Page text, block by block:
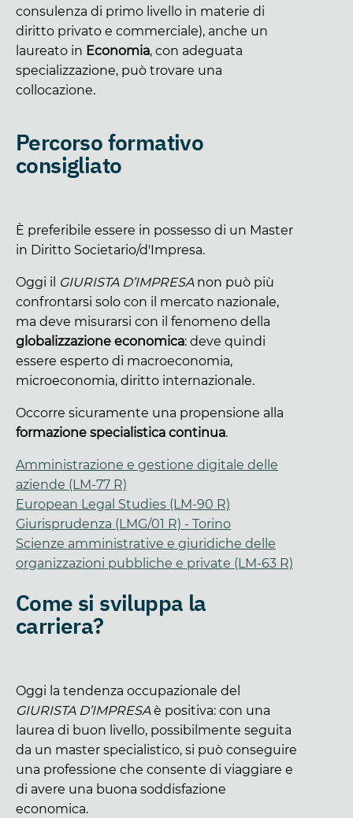
consulenza di primo livello in materie di
diritto privato e commerciale), anche un
laureato in Economia, con adeguata
specializzazione, può trovare una
collocazione.
Percorso formativo
consigliato
È preferibile essere in possesso di un Master
in Diritto Societario/d'Impresa.
Oggi il GIURISTA D’IMPRESAnon può più
confrontarsi solo con il mercato nazionale,
ma deve misurarsi con il fenomeno della
globalizzazione economica: deve quindi
essere esperto di macroeconomia,
microeconomia, diritto internazionale.
Occorre sicuramente una propensione alla
formazione specialistica continua.
Amministrazione e gestione digitale delle
aziende (LM-77 R)
European Legal Studies (LM-90 R)
Giurisprudenza (LMG/01 R) - Torino
Scienze amministrative e giuridiche delle
organizzazioni pubbliche e private (LM-63 R)
Come si sviluppa la
carriera?
Oggi la tendenza occupazionale del
GIURISTA D’IMPRESAè positiva: con una
laurea di buon livello, possibilmente seguita
da un master specialistico, si può conseguire
una professione che consente di viaggiare e
di avere una buona soddisfazione
economica.